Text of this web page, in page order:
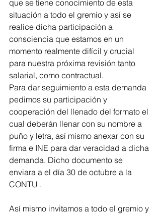
que se tiene conocimiento de esta
situación a todo el gremio y así se
realice dicha participación a
consciencia que estamos en un
momento realmente difícil y crucial
para nuestra próxima revisión tanto
salarial, como contractual.
Para dar seguimiento a esta demanda
pedimos su participación y
cooperación del llenado del formato el
cual deberán llenar con su nombre a
puño y letra, así mismo anexar con su
firma e INE para dar veracidad a dicha
demanda. Dicho documento se
enviara a el día 30 de octubre a la
CONTU .
Así mismo invitamos a todo el gremio y